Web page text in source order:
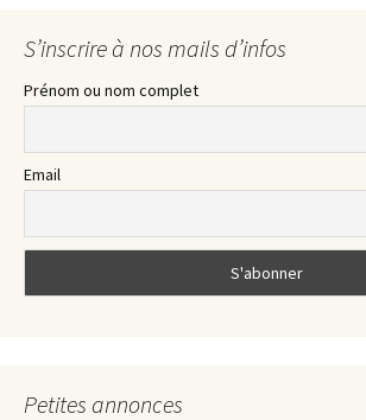
des
articles
S’inscrire à nos mails d’infos
Prénom ou nom complet
Email
Petites annonces